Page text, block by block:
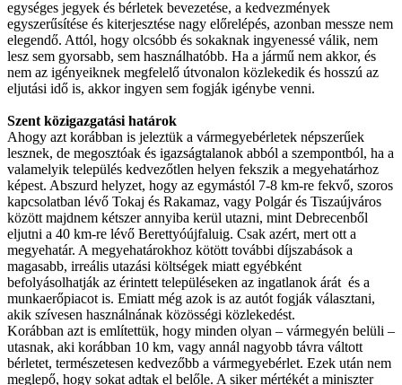
egységes jegyek és bérletek bevezetése, a kedvezmények
egyszerűsítése és kiterjesztése nagy előrelépés, azonban messze nem
elegendő. Attól, hogy olcsóbb és sokaknak ingyenessé válik, nem
lesz sem gyorsabb, sem használhatóbb. Ha a jármű nem akkor, és
nem az igényeiknek megfelelő útvonalon közlekedik és hosszú az
eljutási idő is, akkor ingyen sem fogják igénybe venni.
Szent közigazgatási határok
Ahogy azt korábban is jeleztük a vármegyebérletek népszerűek
lesznek, de megosztóak és igazságtalanok abból a szempontból, ha a
valamelyik település kedvezőtlen helyen fekszik a megyehatárhoz
képest. Abszurd helyzet, hogy az egymástól 7-8 km-re fekvő, szoros
kapcsolatban lévő Tokaj és Rakamaz, vagy Polgár és Tiszaújváros
között majdnem kétszer annyiba kerül utazni, mint Debrecenből
eljutni a 40 km-re lévő Berettyóújfaluig. Csak azért, mert ott a
megyehatár. A megyehatárokhoz kötött további díjszabások a
magasabb, irreális utazási költségek miatt egyébként
befolyásolhatják az érintett településeken az ingatlanok árát és a
munkaerőpiacot is. Emiatt még azok is az autót fogják választani,
akik szívesen használnának közösségi közlekedést.
Korábban azt is említettük, hogy minden olyan – vármegyén belüli –
utasnak, aki korábban 10 km, vagy annál nagyobb távra váltott
bérletet, természetesen kedvezőbb a vármegyebérlet. Ezek után nem
meglepő, hogy sokat adtak el belőle. A siker mértékét a miniszter